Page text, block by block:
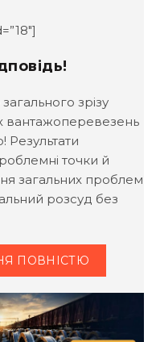
зрізу
вантажоперевезень
Результати
точки й
загальних проблем
розсуд без
ПОВНІСТЮ